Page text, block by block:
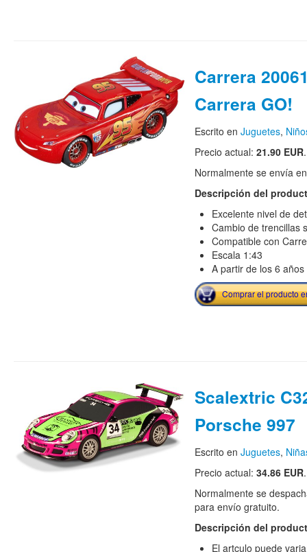
Carrera
Carrera GO!
Escrito en Juguetes,
Precio actual: 21.90 EUR.
Normalmente se envía
Descripción del
Excelente nivel de
Cambio de trencillas
Compatible con
Escala 1:43
A partir de los 6 años
Comprar el producto
Scalextric
Porsche 997
Escrito en Juguetes,
Precio actual: 34.86 EUR.
Normalmente se
para envío gratuito.
Descripción del
El artculo puede